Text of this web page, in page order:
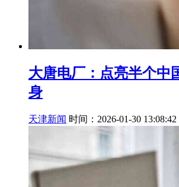
大唐电厂：点亮半个中
身
天津新闻 时间：2026-01-30 13:08:42